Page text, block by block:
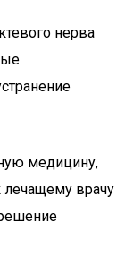
нерва
медицину,
лечащему врачу